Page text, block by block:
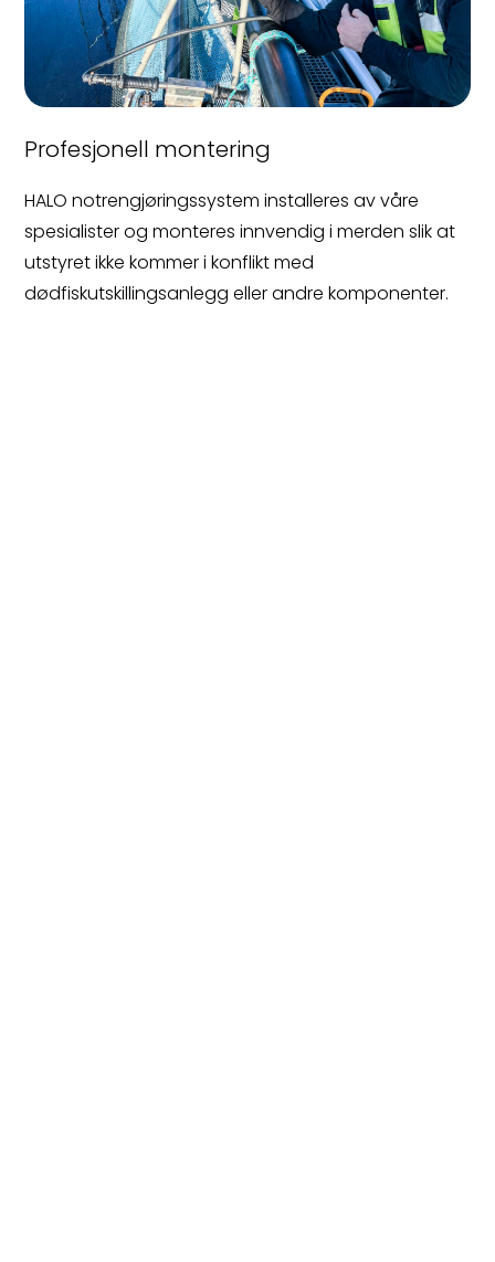
Profesjonell montering
HALO notrengjøringssystem installeres av våre
spesialister og monteres innvendig i merden slik at
utstyret ikke kommer i konflikt med
dødfiskutskillingsanlegg eller andre komponenter.